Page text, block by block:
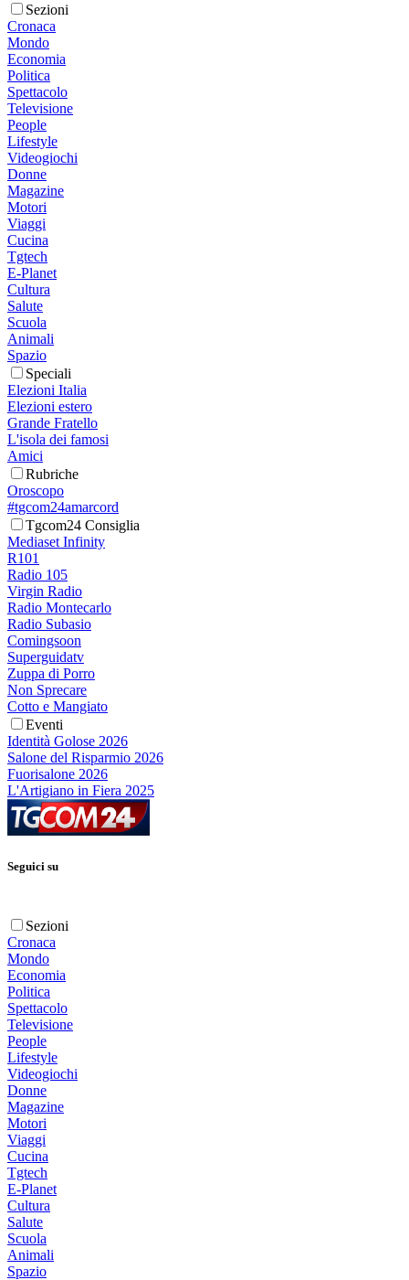
Sezioni
Cronaca
Mondo
Economia
Politica
Spettacolo
Televisione
People
Lifestyle
Videogiochi
Donne
Magazine
Motori
Viaggi
Cucina
Tgtech
E-Planet
Cultura
Salute
Scuola
Animali
Spazio
Speciali
Elezioni Italia
Elezioni estero
Grande Fratello
L'isola dei famosi
Amici
Rubriche
Oroscopo
#tgcom24amarcord
Tgcom24 Consiglia
Mediaset Infinity
R101
Radio 105
Virgin Radio
Radio Montecarlo
Radio Subasio
Comingsoon
Superguidatv
Zuppa di Porro
Non Sprecare
Cotto e Mangiato
Eventi
Identità Golose 2026
Salone del Risparmio 2026
Fuorisalone 2026
L'Artigiano in Fiera 2025
Seguici su
Sezioni
Cronaca
Mondo
Economia
Politica
Spettacolo
Televisione
People
Lifestyle
Videogiochi
Donne
Magazine
Motori
Viaggi
Cucina
Tgtech
E-Planet
Cultura
Salute
Scuola
Animali
Spazio